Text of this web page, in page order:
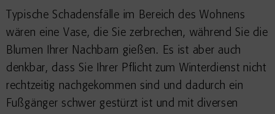
Typische Schadensfälle im Bereich des Wohnens
wären eine Vase, die Sie zerbrechen, während Sie die
Blumen Ihrer Nachbarn gießen. Es ist aber auch
denkbar, dass Sie Ihrer Pflicht zum Winterdienst nicht
rechtzeitig nachgekommen sind und dadurch ein
Fußgänger schwer gestürzt ist und mit diversen